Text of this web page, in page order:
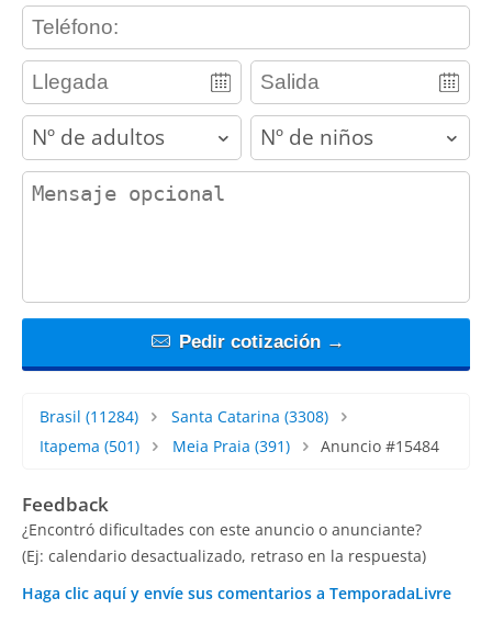
contact_phone
adults children
contact_message
Pedir cotización →
Brasil (11284) Santa Catarina (3308)
Itapema (501) Meia Praia (391) Anuncio #15484
Feedback
¿Encontró dificultades con este anuncio o anunciante?
(Ej: calendario desactualizado, retraso en la respuesta)
Haga clic aquí y envíe sus comentarios a TemporadaLivre